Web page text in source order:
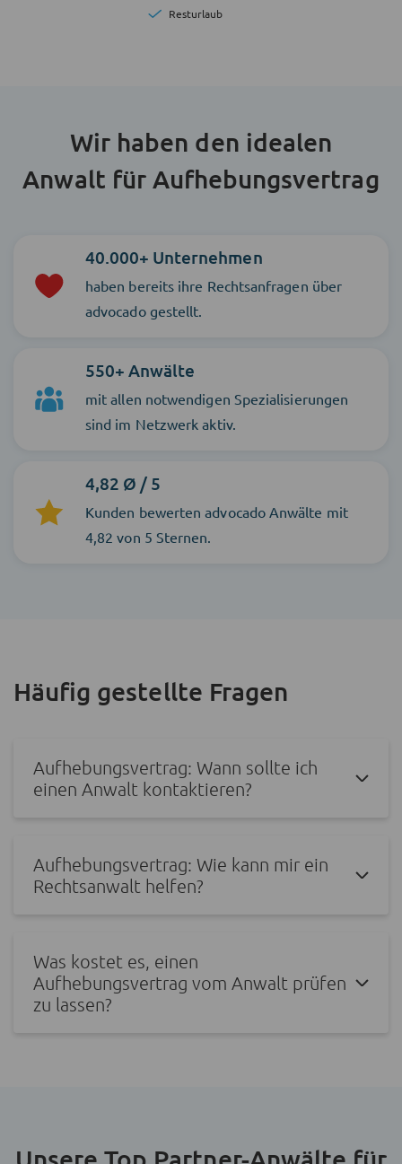
Resturlaub
Wir haben den idealen
Anwalt für Aufhebungsvertrag
40.000+ Unternehmen
haben bereits ihre Rechtsanfragen über
advocado gestellt.
550+ Anwälte
mit allen notwendigen Spezialisierungen
sind im Netzwerk aktiv.
4,82 Ø / 5
Kunden bewerten advocado Anwälte mit
4,82 von 5 Sternen.
Häufig gestellte Fragen
Aufhebungsvertrag: Wann sollte ich
einen Anwalt kontaktieren?
Aufhebungsvertrag: Wie kann mir ein
Rechtsanwalt helfen?
Was kostet es, einen
Aufhebungsvertrag vom Anwalt prüfen
zu lassen?